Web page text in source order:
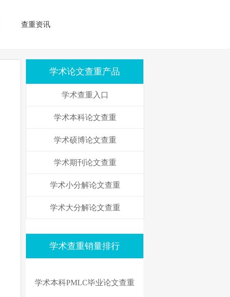
查重资讯
学术论文查重产品
学术查重入口
学术本科论文查重
学术硕博论文查重
学术期刊论文查重
学术小分解论文查重
学术大分解论文查重
学术查重销量排行
学术本科PMLC毕业论文查重